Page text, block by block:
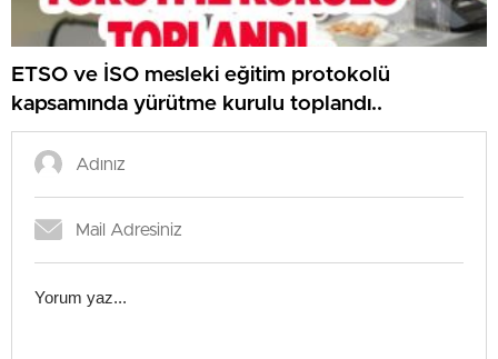
ETSO ve İSO mesleki eğitim protokolü
kapsamında yürütme kurulu toplandı..